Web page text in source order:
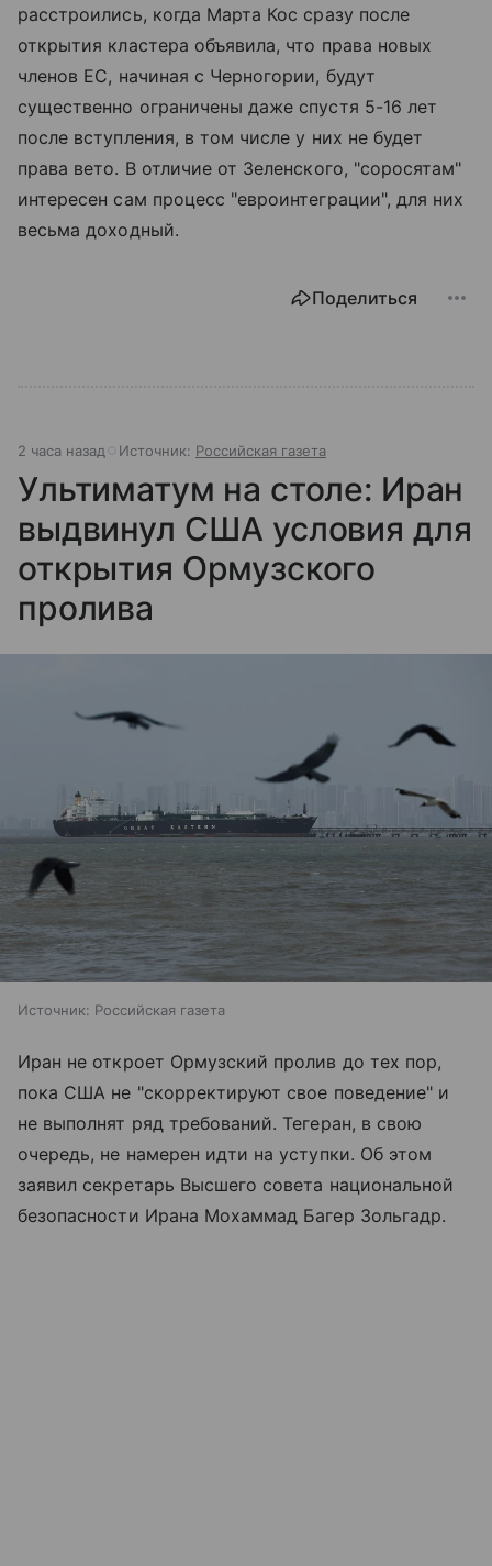
расстроились, когда Марта Кос сразу после
открытия кластера объявила, что права новых
членов ЕС, начиная с Черногории, будут
существенно ограничены даже спустя 5-16 лет
после вступления, в том числе у них не будет
права вето. В отличие от Зеленского, "соросятам"
интересен сам процесс "евроинтеграции", для них
весьма доходный.
Поделиться
2 часа назад Источник: Российская газета
Ультиматум на столе: Иран
выдвинул США условия для
открытия Ормузского
пролива
Источник: Российская газета
Иран не откроет Ормузский пролив до тех пор,
пока США не "скорректируют свое поведение" и
не выполнят ряд требований. Тегеран, в свою
очередь, не намерен идти на уступки. Об этом
заявил секретарь Высшего совета национальной
безопасности Ирана Мохаммад Багер Зольгадр.